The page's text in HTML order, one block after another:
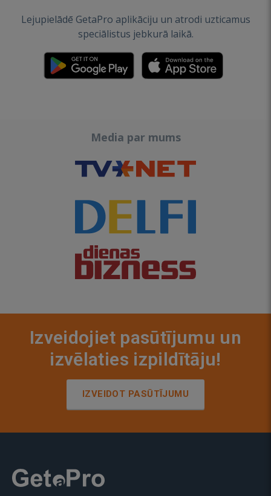
Lejupielādē GetaPro aplikāciju un atrodi uzticamus
speciālistus jebkurā laikā.
Media par mums
Izveidojiet pasūtījumu un
izvēlaties izpildītāju!
IZVEIDOT PASŪTĪJUMU